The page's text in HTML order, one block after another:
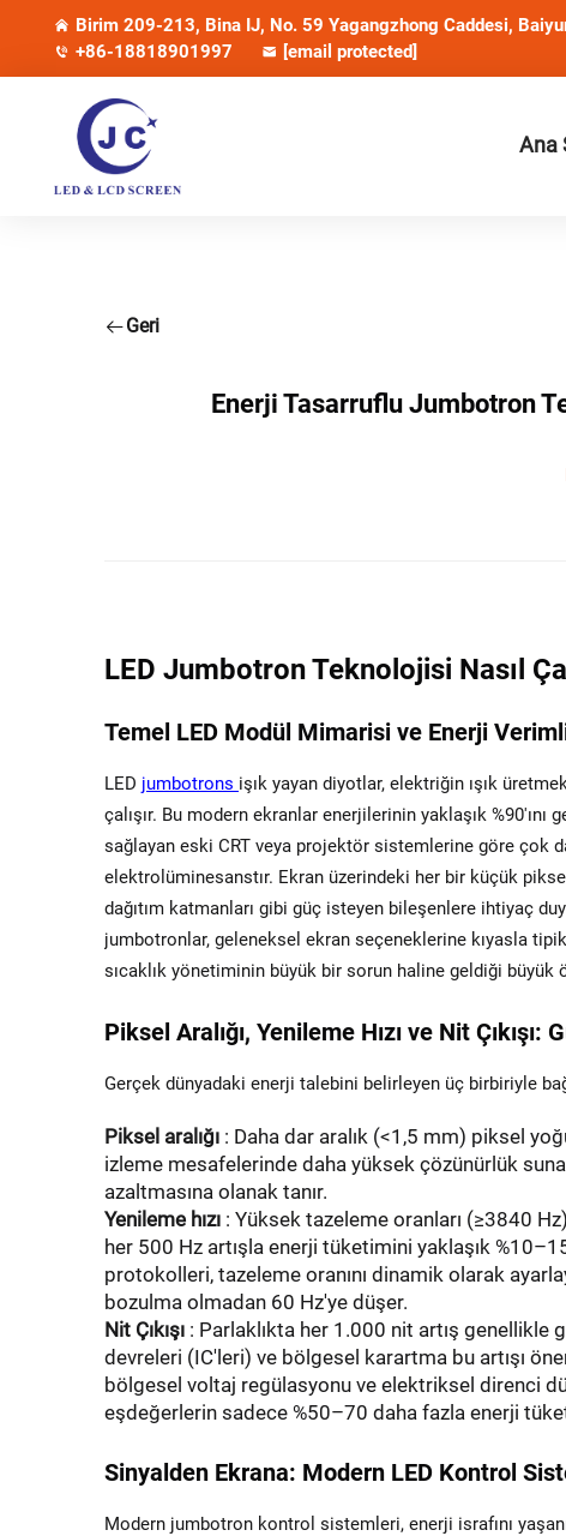
Birim 209-213, Bina IJ, No. 59 Yagangzhong Caddesi,
+86-18818901997
[email protected]
Ana
Geri
Enerji Tasarruflu Jumbotron
LED Jumbotron Teknolojisi Nasıl
Temel LED Modül Mimarisi ve Enerji
LED jumbotrons işık yayan diyotlar, elektriğin ışık
çalışır. Bu modern ekranlar enerjilerinin yaklaşık
sağlayan eski CRT veya projektör sistemlerine göre çok
elektrolüminesanstır. Ekran üzerindeki her bir küçük
dağıtım katmanları gibi güç isteyen bileşenlere ihtiyaç
jumbotronlar, geleneksel ekran seçeneklerine kıyasla
sıcaklık yönetiminin büyük bir sorun haline geldiği
Piksel Aralığı, Yenileme Hızı ve Nit
Gerçek dünyadaki enerji talebini belirleyen üç birbiriyle
Piksel aralığı : Daha dar aralık (<1,5 mm) piksel
izleme mesafelerinde daha yüksek çözünürlük
azaltmasına olanak tanır.
Yenileme hızı : Yüksek tazeleme oranları (≥3840
her 500 Hz artışla enerji tüketimini yaklaşık
protokolleri, tazeleme oranını dinamik olarak
bozulma olmadan 60 Hz'ye düşer.
Nit Çıkışı : Parlaklıkta her 1.000 nit artış genellikle
devreleri (IC'leri) ve bölgesel karartma bu artışı
bölgesel voltaj regülasyonu ve elektriksel direnci
eşdeğerlerin sadece %50–70 daha fazla enerji
Sinyalden Ekrana: Modern LED Kontrol
Modern jumbotron kontrol sistemleri, enerji israfını